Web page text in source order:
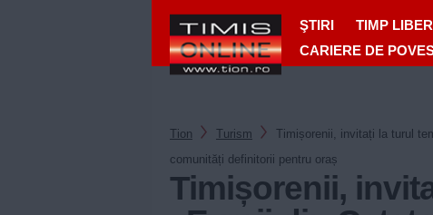
ŞTIRI TIMP LIBER
CARIERE DE
Tion Turism
Timișorenii, invitați la turul
comunități definitorii pentru oraș
Timișorenii,